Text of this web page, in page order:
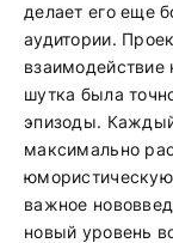
делает его еще
аудитории.
шутка была
эпизоды.
максимально
важное
новый уровень